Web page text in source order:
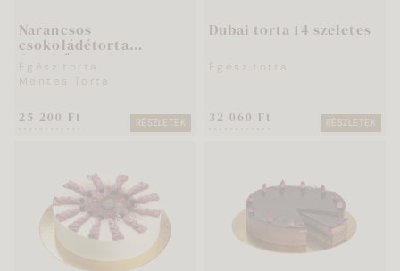
Narancsos
csokoládétorta
édesítőszerekkel 12
szeletes
Egész torta
Mentes Torta
25 200 Ft RÉSZLETEK
Dubai torta 14 szeletes
Egész torta
32 060 Ft RÉSZLETEK